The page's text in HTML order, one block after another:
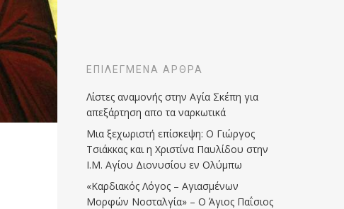
ΕΠΙΛΕΓΜΈΝΑ ΆΡΘΡΑ
Λίστες αναμονής στην Αγία Σκέπη για
απεξάρτηση απο τα ναρκωτικά
Μια ξεχωριστή επίσκεψη: Ο Γιώργος
Τσιάκκας και η Χριστίνα Παυλίδου στην
Ι.Μ. Αγίου Διονυσίου εν Ολύμπω
«Καρδιακός Λόγος – Αγιασμένων
Μορφών Νοσταλγία» – Ο Άγιος Παΐσιος